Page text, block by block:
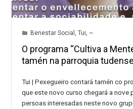
Benestar Social ,Tui, ~
O programa “Cultiva a
tamén na parroquia
Tui | Pexegueiro contará tamén co
que este novo curso chegará a nove
persoas interesadas neste novo